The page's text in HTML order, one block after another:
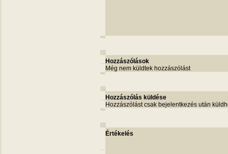
Hozzászólások
Még nem küldtek hozzászólást
Hozzászólás küldése
Hozzászólást csak bejelentkezés után
Értékelés